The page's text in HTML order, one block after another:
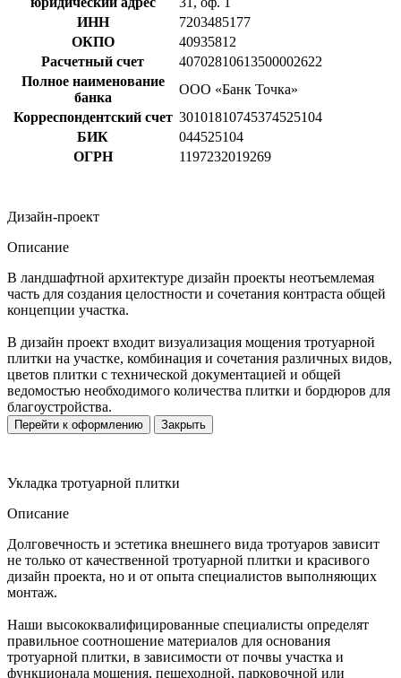
ИНН
7203485177
ОКПО
40935812
Расчетный счет
40702810613500002622
Полное наименование
банка
ООО «Банк Точка»
Корреспондентский счет 30101810745374525104
БИК
044525104
ОГРН
1197232019269
Дизайн-проект
Описание
В ландшафтной архитектуре дизайн проекты неотъемлемая
часть для создания целостности и сочетания контраста общей
концепции участка.
В дизайн проект входит визуализация мощения тротуарной
плитки на участке, комбинация и сочетания различных видов,
цветов плитки с технической документацией и общей
ведомостью необходимого количества плитки и бордюров для
благоустройства.
Перейти к оформлению Закрыть
Укладка тротуарной плитки
Описание
Долговечность и эстетика внешнего вида тротуаров зависит
не только от качественной тротуарной плитки и красивого
дизайн проекта, но и от опыта специалистов выполняющих
монтаж.
Наши высококвалифицированные специалисты определят
правильное соотношение материалов для основания
тротуарной плитки, в зависимости от почвы участка и
функционала мощения, пешеходной, парковочной или